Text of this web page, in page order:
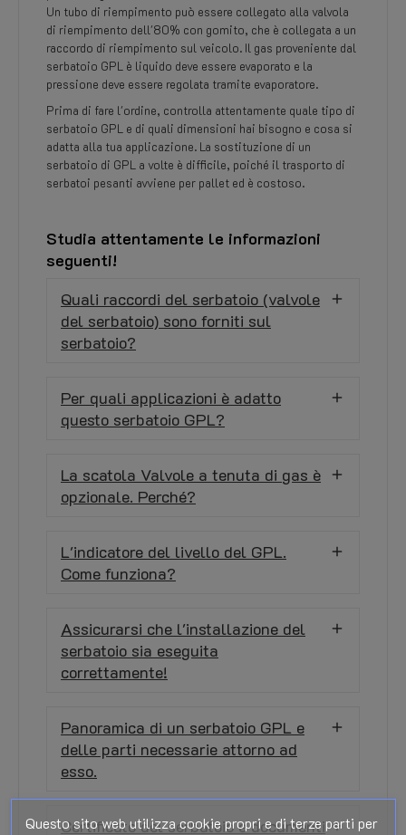
Un tubo di riempimento può essere collegato alla valvola
di riempimento dell'80% con gomito, che è collegata a un
raccordo di riempimento sul veicolo. Il gas proveniente dal
serbatoio GPL è liquido deve essere evaporato e la
pressione deve essere regolata tramite evaporatore.
Prima di fare l'ordine, controlla attentamente quale tipo di
serbatoio GPL e di quali dimensioni hai bisogno e cosa si
adatta alla tua applicazione. La sostituzione di un
serbatoio di GPL a volte è difficile, poiché il trasporto di
serbatoi pesanti avviene per pallet ed è costoso.
Studia attentamente le informazioni
seguenti!
Quali raccordi del serbatoio (valvole
del serbatoio) sono forniti sul
serbatoio?
Per quali applicazioni è adatto
questo serbatoio GPL?
La scatola Valvole a tenuta di gas è
opzionale. Perché?
L'indicatore del livello del GPL.
Come funziona?
Assicurarsi che l'installazione del
serbatoio sia eseguita
correttamente!
Panoramica di un serbatoio GPL e
delle parti necessarie attorno ad
esso.
Certificato del serbatoio e documenti
Questo sito web utilizza cookie propri e di terze parti per